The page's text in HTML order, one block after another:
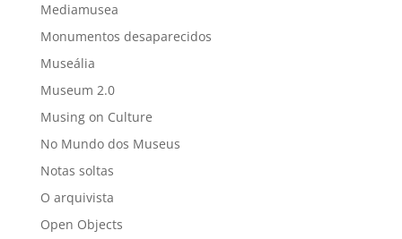
Mediamusea
Monumentos desaparecidos
Museália
Museum 2.0
Musing on Culture
No Mundo dos Museus
Notas soltas
O arquivista
Open Objects